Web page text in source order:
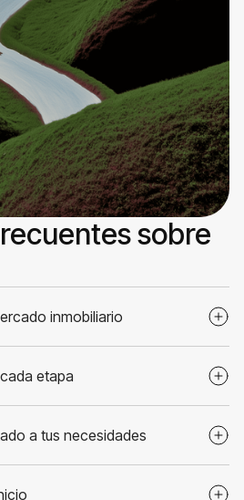
sobre
inmobiliario
etapa
a tus necesidades